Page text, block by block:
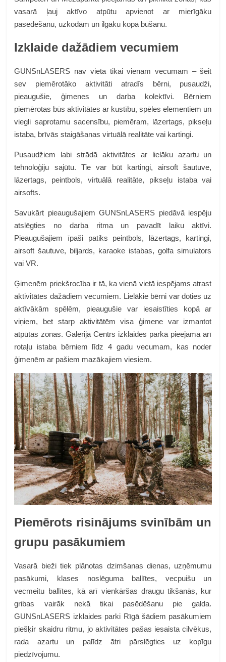
vasarā ļauj aktīvo atpūtu apvienot ar mierīgāku
pasēdēšanu, uzkodām un ilgāku kopā būšanu.
Izklaide dažādiem vecumiem
GUNSnLASERS nav vieta tikai vienam vecumam – šeit
sev piemērotāko aktivitāti atradīs bērni, pusaudži,
pieaugušie, ģimenes un darba kolektīvi. Bērniem
piemērotas būs aktivitātes ar kustību, spēles elementiem un
viegli saprotamu sacensību, piemēram, lāzertags, pikseļu
istaba, brīvās staigāšanas virtuālā realitāte vai kartingi.
Pusaudžiem labi strādā aktivitātes ar lielāku azartu un
tehnoloģiju sajūtu. Tie var būt kartingi, airsoft šautuve,
lāzertags, peintbols, virtuālā realitāte, pikseļu istaba vai
airsofts.
Savukārt pieaugušajiem GUNSnLASERS piedāvā iespēju
atslēgties no darba ritma un pavadīt laiku aktīvi.
Pieaugušajiem īpaši patiks peintbols, lāzertags, kartingi,
airsoft šautuve, biljards, karaoke istabas, golfa simulators
vai VR.
Ģimenēm priekšrocība ir tā, ka vienā vietā iespējams atrast
aktivitātes dažādiem vecumiem. Lielākie bērni var doties uz
aktīvākām spēlēm, pieaugušie var iesaistīties kopā ar
viņiem, bet starp aktivitātēm visa ģimene var izmantot
atpūtas zonas. Galerija Centrs izklaides parkā pieejama arī
rotaļu istaba bērniem līdz 4 gadu vecumam, kas noder
ģimenēm ar pašiem mazākajiem viesiem.
Piemērots risinājums svinībām un
grupu pasākumiem
Vasarā bieži tiek plānotas dzimšanas dienas, uzņēmumu
pasākumi, klases noslēguma ballītes, vecpuišu un
vecmeitu ballītes, kā arī vienkāršas draugu tikšanās, kur
gribas vairāk nekā tikai pasēdēšanu pie galda.
GUNSnLASERS izklaides parki Rīgā šādiem pasākumiem
piešķir skaidru ritmu, jo aktivitātes pašas iesaista cilvēkus,
rada azartu un palīdz ātri pārslēgties uz kopīgu
piedzīvojumu.